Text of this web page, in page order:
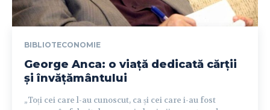
BIBLIOTECONOMIE
George Anca: o viață dedicată cărții
și învățământului
„Toți cei care l-au cunoscut, ca și cei care i-au fost